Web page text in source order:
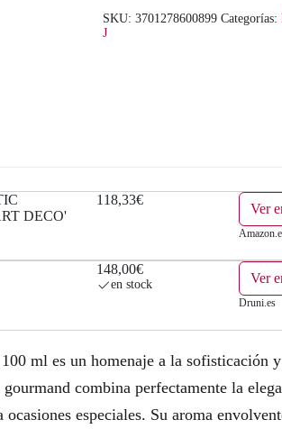
SKU: 3701278600899 Categorías:
J
DECO'
118,33€
Ver
148,00€
en stock Ver
Druni.es
ml es un homenaje a la sofisticación
combina perfectamente la
especiales. Su aroma